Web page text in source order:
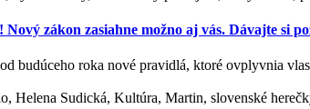
zákon zasiahne možno aj vás. Dávajte si
budúceho roka nové pravidlá, ktoré ovplyvnia
Helena Sudická, Kultúra, Martin, slovenské